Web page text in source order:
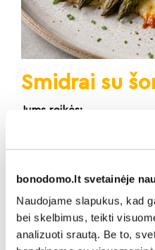
bonodomo.lt svetainėje
Naudojame slapukus, kad
bei skelbimus, teikti
analizuoti srautą. Be to,
Smidrai su
Jums reikės:
10 riekelių šaltai
druskos ir pipirų
Gaminimo eiga:
Smidrus nuplaukite,
galiukus, sudėti į